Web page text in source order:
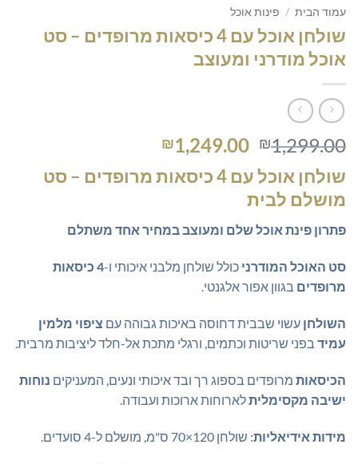
עמוד הבית / פינות אוכל
שולחן אוכל עם 4 כיסאות מרופדים – סט
אוכל מודרני ומעוצב
₪1,299.00
המחיר
המקורי
היה:
₪1,299.00.
₪1,249.00
הוא:
שולחן אוכל עם 4 כיסאות מרופדים – סט
מושלם לבית
פתרון פינת אוכל שלם ומעוצב במחיר אחד משתלם
סט האוכל המודרני כולל שולחן מלבני איכותי ו-
4 כיסאות
מרופדים בגוון אפור אלגנטי.
השולחן עשוי שבבית דחוסה באיכות גבוהה עם ציפוי מלמין
עמיד בפני שריטות וכתמים, ורגלי מתכת אל-חלד ליציבות מרבית.
הכיסאות מרופדים בספוג רך ובד איכותי ונעים, המעניקים נוחות
ישיבה מקסימליתלארוחות ארוכות ועבודה.
מידות אידיאליות: שולחן 120×70 ס"מ, מושלם ל-4 סועדים.